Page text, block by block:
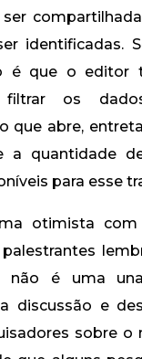
identificadas.
é que o editor
os
que abre,
a quantidade
para esse
otimista com
não é uma
discussão e
sobre